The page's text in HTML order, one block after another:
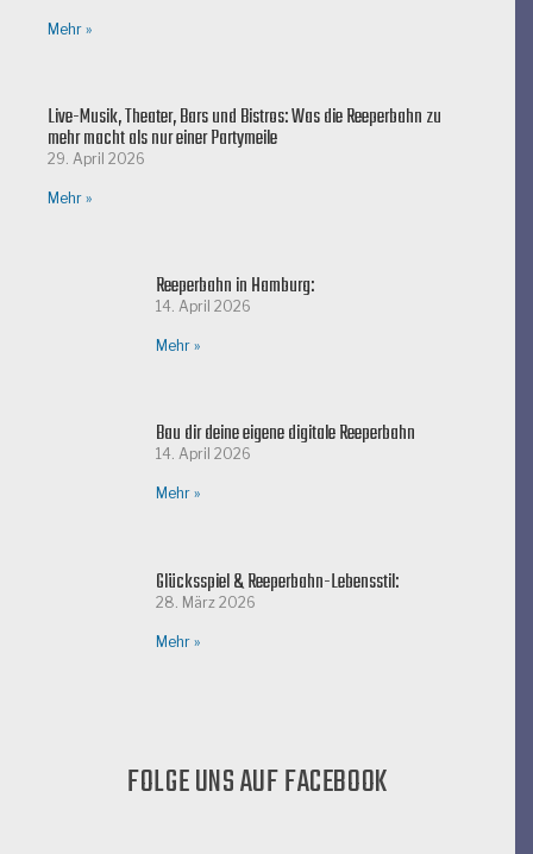
Mehr »
Live-Musik, Theater, Bars und Bistros: Was die Reeperbahn zu
mehr macht als nur einer Partymeile
29. April 2026
Mehr »
Reeperbahn in Hamburg:
14. April 2026
Mehr »
Bau dir deine eigene digitale Reeperbahn
14. April 2026
Mehr »
Glücksspiel & Reeperbahn-Lebensstil:
28. März 2026
Mehr »
FOLGE UNS AUF FACEBOOK